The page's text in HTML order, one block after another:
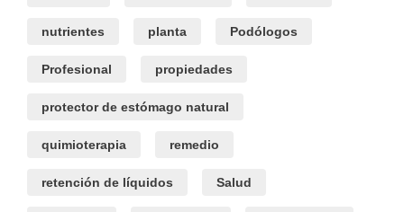
nutrientes planta Podólogos
Profesional propiedades
protector de estómago natural
quimioterapia remedio
retención de líquidos Salud